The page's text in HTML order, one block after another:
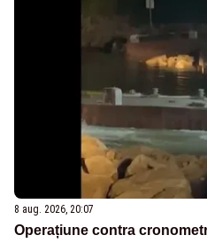
8 aug. 2026, 20:07
Operațiune contra